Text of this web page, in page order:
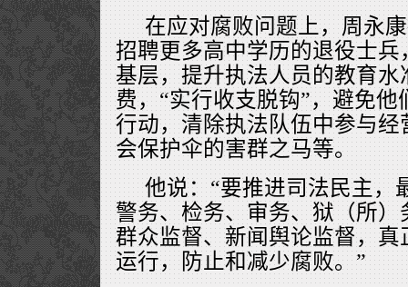
在应对腐败问题上，周永
招聘更多高中学历的退役士
基层，提升执法人员的教育
费，“实行收支脱钩”，避免
行动，清除执法队伍中参与
会保护伞的害群之马等。
他说：“要推进司法民主，
警务、检务、审务、狱（所
群众监督、新闻舆论监督，
运行，防止和减少腐败。”